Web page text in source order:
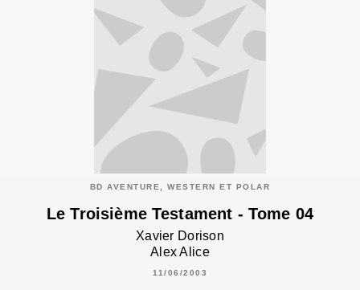
BD AVENTURE, WESTERN ET POLAR
Le Troisième Testament - Tome 04
Xavier Dorison
Alex Alice
11/06/2003